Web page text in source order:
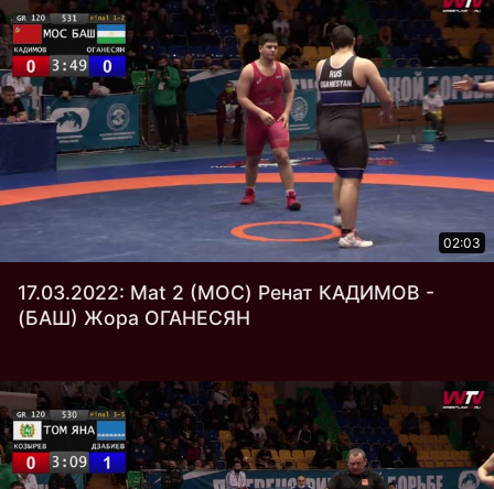
02:03
17.03.2022: Mat 2 (МОС) Ренат КАДИМОВ -
(БАШ) Жора ОГАНЕСЯН